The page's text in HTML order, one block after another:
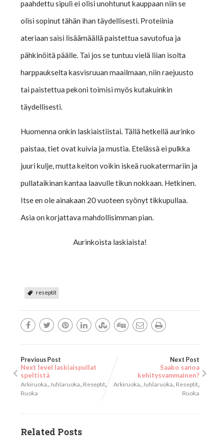
paahdettu sipuli ei olisi unohtunut kauppaan niin se
olisi sopinut tähän ihan täydellisesti. Proteiinia
ateriaan saisi lisäämäällä paistettua savutofua ja
pähkinöitä päälle. Tai jos se tuntuu vielä liian isolta
harppaukselta kasvisruuan maailmaan, niin raejuusto
tai paistettua pekoni toimisi myös kutakuinkin
täydellisesti.
Huomenna onkin laskiaistiistai. Tällä hetkellä aurinko
paistaa, tiet ovat kuivia ja mustia. Etelässä ei pulkka
juuri kulje, mutta keiton voikin iskeä ruokatermariin ja
pullataikinan kantaa laavulle tikun nokkaan. Hetkinen.
Itse en ole ainakaan 20 vuoteen syönyt tikkupullaa.
Asia on korjattava mahdollisimman pian.
Aurinkoista laskiaista!
reseptit
Previous Post
Next level laskiaispullat
speltistä
Arkiruoka, Juhlaruoka, Reseptit,
Ruoka
Next Post
Saako sanoa
kehitysvammainen?
Arkiruoka, Juhlaruoka, Reseptit,
Ruoka
Related Posts